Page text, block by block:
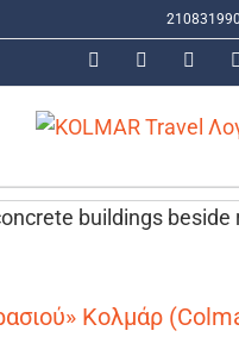
στο
FacebookInstagram
Κολμάρ